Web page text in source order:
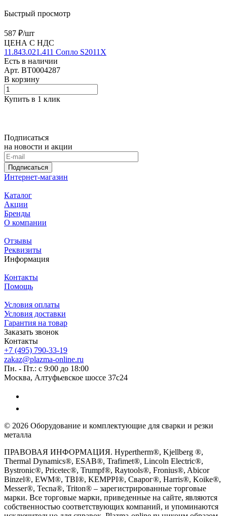
Быстрый просмотр
587 ₽/шт
ЦЕНА С НДС
11.843.021.411 Сопло S2011X
Есть в наличии
Арт. BT0004287
В корзину
Купить в 1 клик
Подписаться
на новости и акции
Подписаться
Интернет-магазин
Каталог
Акции
Бренды
О компании
Отзывы
Реквизиты
Информация
Контакты
Помощь
Условия оплаты
Условия доставки
Гарантия на товар
Заказать звонок
Контакты
+7 (495) 790-33-19
zakaz@plazma-online.ru
Пн. - Пт.: с 9:00 до 18:00
Москва, Алтуфьевское шоссе 37с24
© 2026 Оборудование и комплектующие для сварки и резки
металла
ПРАВОВАЯ ИНФОРМАЦИЯ. Hypertherm®, Kjellberg ®,
Thermal Dynamics®, ESAB®, Trafimet®, Lincoln Electric®,
Bystronic®, Pricetec®, Trumpf®, Raytools®, Fronius®, Abicor
Binzel®, EWM®, TBI®, KEMPPI®, Сварог®, Harris®, Koike®,
Messer®, Tecna®, Triton® – зарегистрированные торговые
марки. Все торговые марки, приведенные на сайте, являются
собственностью соответствующих компаний, и упоминаются